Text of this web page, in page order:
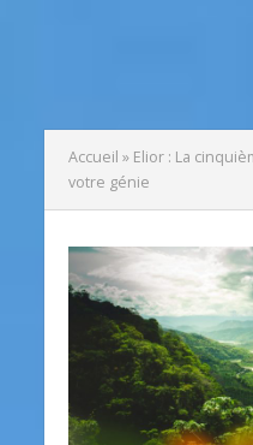
Accueil » Elior : La
votre génie